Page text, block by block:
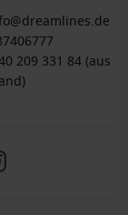
209 331 84 (aus